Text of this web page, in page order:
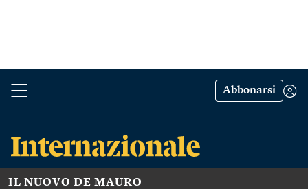
Abbonarsi
IL NUOVO DE MAURO